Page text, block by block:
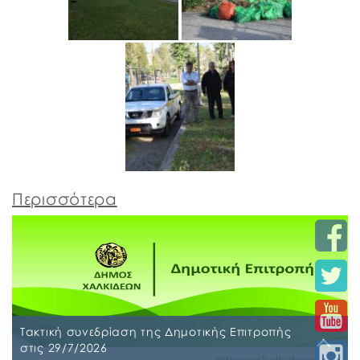
Περισσότερα
Τακτική συνεδρίαση της Δημοτικής Επιτροπής
στις 29/7/2026